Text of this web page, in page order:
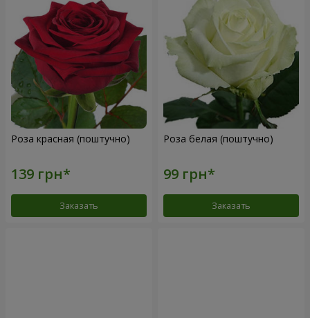
Роза красная (поштучно)
Заказать
Роза белая (поштучно)
Заказать